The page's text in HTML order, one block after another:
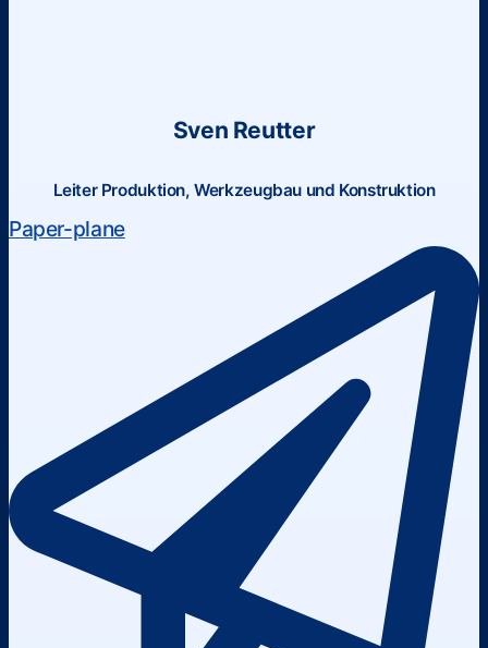
Sven Reutter
Leiter Produktion, Werkzeugbau und Konstruktion
Paper-plane